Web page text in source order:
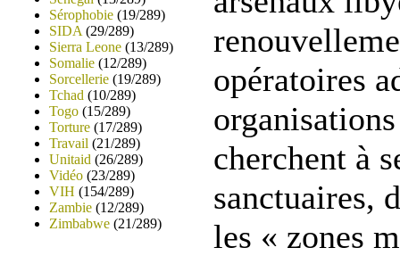
Sérophobie (19/289)
SIDA (29/289)
Sierra Leone (13/289)
Somalie (12/289)
Sorcellerie (19/289)
Tchad (10/289)
Togo (15/289)
Torture (17/289)
Travail (21/289)
Unitaid (26/289)
Vidéo (23/289)
VIH (154/289)
Zambie (12/289)
Zimbabwe (21/289)
opératoires
cherchent à
sanctuaires,
les « zones